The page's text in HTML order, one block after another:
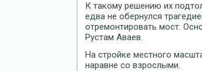
К такому решению их
едва не обернулся
отремонтировать мост.
Рустам Аваев.
На стройке местного
наравне со взрослыми.